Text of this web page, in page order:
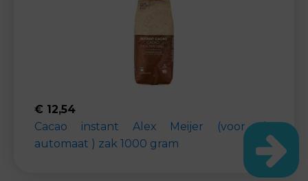
€ 12,54
Cacao instant Alex Meijer (voor de
automaat ) zak 1000 gram